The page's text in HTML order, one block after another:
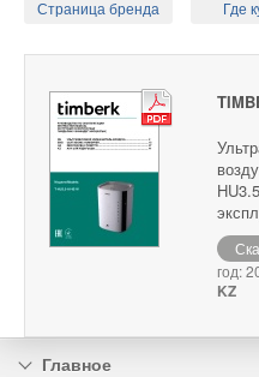
Страница бренда
Где
год:
KZ
Главное